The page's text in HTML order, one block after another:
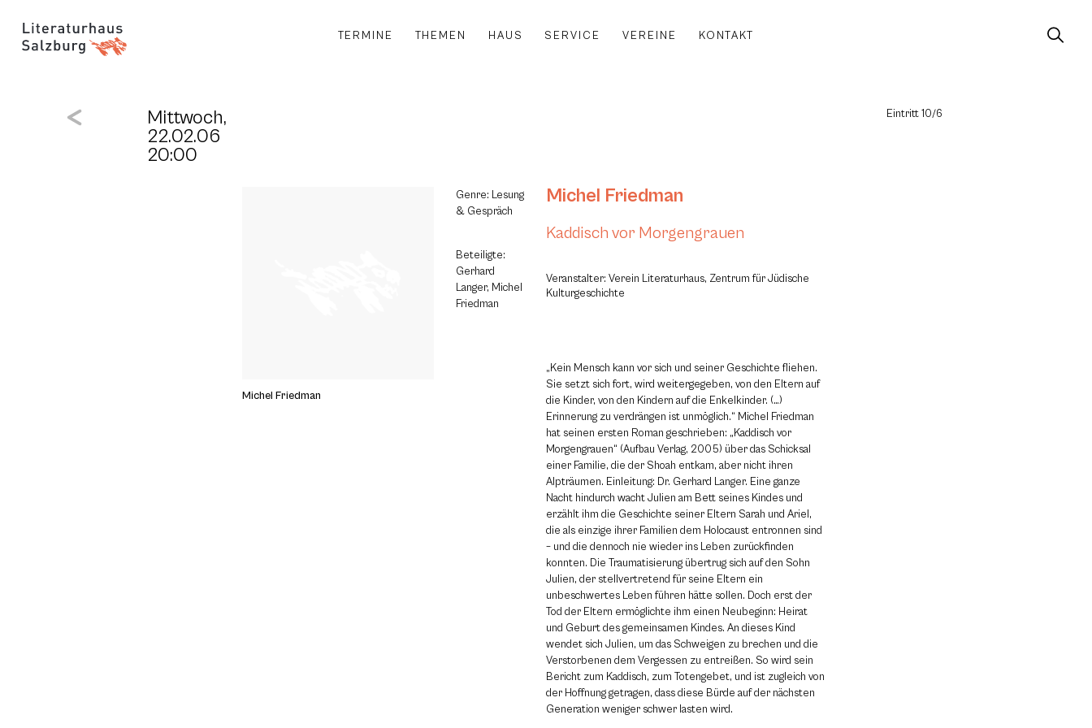
TERMINE THEMEN HAUS SERVICE VEREINE KONTAKT
Mittwoch,
22.02.06
20:00
Eintritt 10/6
Michel Friedman
Genre: Lesung
& Gespräch
Beteiligte:
Gerhard
Langer, Michel
Friedman
Michel Friedman
Kaddisch vor Morgengrauen
Veranstalter: Verein Literaturhaus, Zentrum für Jüdische
Kulturgeschichte
„Kein Mensch kann vor sich und seiner Geschichte fliehen.
Sie setzt sich fort, wird weitergegeben, von den Eltern auf
die Kinder, von den Kindern auf die Enkelkinder. (…)
Erinnerung zu verdrängen ist unmöglich.“ Michel Friedman
hat seinen ersten Roman geschrieben: „Kaddisch vor
Morgengrauen“ (Aufbau Verlag, 2005) über das Schicksal
einer Familie, die der Shoah entkam, aber nicht ihren
Alpträumen. Einleitung: Dr. Gerhard Langer. Eine ganze
Nacht hindurch wacht Julien am Bett seines Kindes und
erzählt ihm die Geschichte seiner Eltern Sarah und Ariel,
die als einzige ihrer Familien dem Holocaust entronnen sind
– und die dennoch nie wieder ins Leben zurückfinden
konnten. Die Traumatisierung übertrug sich auf den Sohn
Julien, der stellvertretend für seine Eltern ein
unbeschwertes Leben führen hätte sollen. Doch erst der
Tod der Eltern ermöglichte ihm einen Neubeginn: Heirat
und Geburt des gemeinsamen Kindes. An dieses Kind
wendet sich Julien, um das Schweigen zu brechen und die
Verstorbenen dem Vergessen zu entreißen. So wird sein
Bericht zum Kaddisch, zum Totengebet, und ist zugleich von
der Hoffnung getragen, dass diese Bürde auf der nächsten
Generation weniger schwer lasten wird.